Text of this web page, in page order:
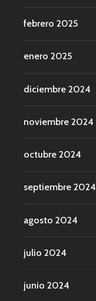
febrero 2025
enero 2025
diciembre 2024
noviembre 2024
octubre 2024
septiembre 2024
agosto 2024
julio 2024
junio 2024